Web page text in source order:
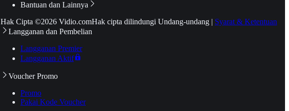
Bantuan dan Lainnya
Hak Cipta ©2026 Vidio.comHak cipta dilindungi Undang-undang | Syarat & Ketentuan
Langganan dan Pembelian
Langganan Premier
Langganan Aktif
Voucher Promo
Promo
Pakai Kode Voucher